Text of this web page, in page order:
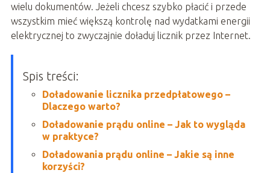
wielu dokumentów. Jeżeli chcesz szybko płacić i przede
wszystkim mieć większą kontrolę nad wydatkami energii
elektrycznej to zwyczajnie doładuj licznik przez Internet.
Spis treści:
Doładowanie licznika przedpłatowego –
Dlaczego warto?
Doładowanie prądu online – Jak to wygląda
w praktyce?
Doładowania prądu online – Jakie są inne
korzyści?